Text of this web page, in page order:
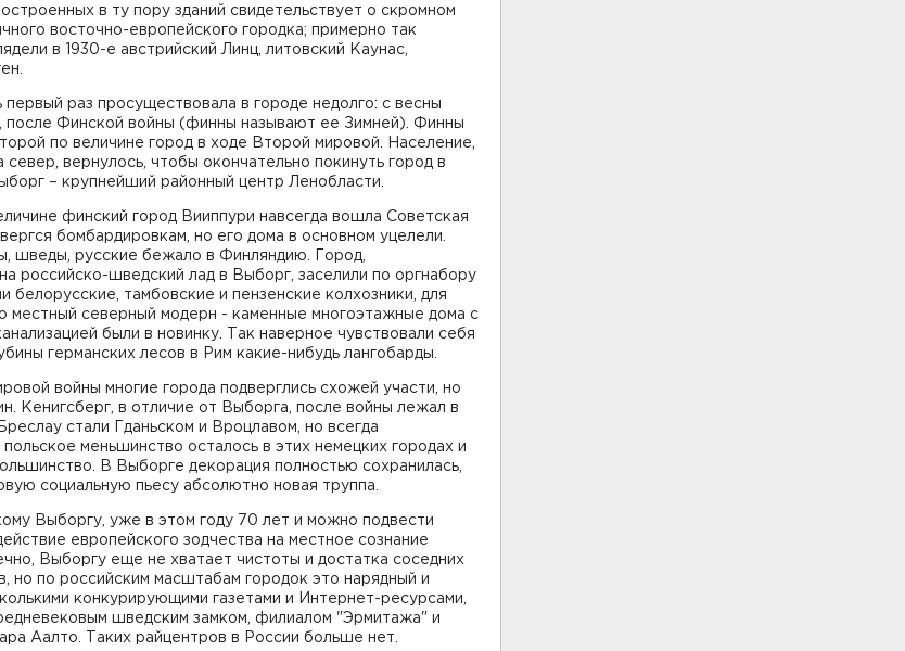
в ту пору зданий свидетельствует о скромном
восточно-европейского городка; примерно так
в 1930-е австрийский Линц, литовский Каунас,
первый раз просуществовала в городе недолго: с весны
после Финской войны (финны называют ее Зимней). Финны
по величине город в ходе Второй мировой. Население,
вернулось, чтобы окончательно покинуть город в
– крупнейший районный центр Ленобласти.
финский город Вииппури навсегда вошла Советская
бомбардировкам, но его дома в основном уцелели.
шведы, русские бежало в Финляндию. Город,
российско-шведский лад в Выборг, заселили по оргнабору
белорусские, тамбовские и пензенские колхозники, для
местный северный модерн - каменные многоэтажные дома с
были в новинку. Так наверное чувствовали себя
германских лесов в Рим какие-нибудь лангобарды.
войны многие города подверглись схожей участи, но
Кенигсберг, в отличие от Выборга, после войны лежал в
стали Гданьском и Вроцлавом, но всегда
меньшинство осталось в этих немецких городах и
В Выборге декорация полностью сохранилась,
социальную пьесу абсолютно новая труппа.
Выборгу, уже в этом году 70 лет и можно подвести
европейского зодчества на местное сознание
Выборгу еще не хватает чистоты и достатка соседних
но по российским масштабам городок это нарядный и
конкурирующими газетами и Интернет-ресурсами,
шведским замком, филиалом "Эрмитажа" и
Аалто. Таких райцентров в России больше нет.